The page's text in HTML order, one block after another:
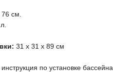
см.
31 х 31 х 89 см
инструкция по установке бассейна